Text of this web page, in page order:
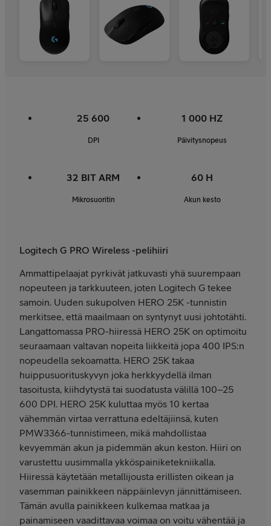
25 600
DPI
1 000 HZ
Päivitysnopeus
32 BIT ARM
Mikrosuoritin
60 H
Akun kesto
Logitech G PRO Wireless -pelihiiri
Ammattipelaajat pyrkivät jatkuvasti yhä suurempaan
nopeuteen ja tarkkuuteen, joten Logitech G tekee
samoin. Uuden sukupolven HERO 25K -tunnistin
merkitsee, että maailmaan on syntynyt uusi johtotähti.
Langattomassa PRO-hiiressä HERO 25K on optimoitu
seuraamaan valtavan nopeita liikkeitä jopa 400 IPS:n
nopeudella sekoamatta. HERO 25K takaa
huippusuorituskyvyn joka herkkyydellä ilman
tasoitusta, kiihdytystä tai suodatusta välillä 100–25
600 DPI. HERO 25K kuluttaa myös 10 kertaa
vähemmän virtaa verrattuna edeltäjiinsä, kuten
PMW3366-tunnistimeen, mikä mahdollistaa
kevyemmän akun ja pidemmän akun keston. Hiiri on
varustettu uusimmalla ykköspainiketekniikalla.
Hiiressä käytetään metallijousta erillisten oikean ja
vasemman painikkeen näppäinlevyn jännittämiseen.
Tämän avulla painikkeen kulkemaa matkaa ja
painamiseen vaadittavaa voimaa on voitu vähentää ja